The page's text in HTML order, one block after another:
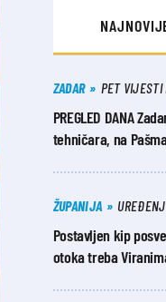
ZADAR PET VIJESTI
PREGLED DANA
tehničara, na
ŽUPANIJA
Postavljen kip
otoka treba